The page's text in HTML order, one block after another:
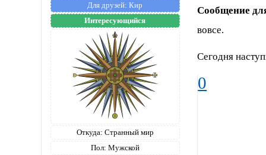
Для друзей: Кир
Интересующийся
Откуда: Странный мир
Пол: Мужской
Сообщение
вовсе.
Сегодня
0